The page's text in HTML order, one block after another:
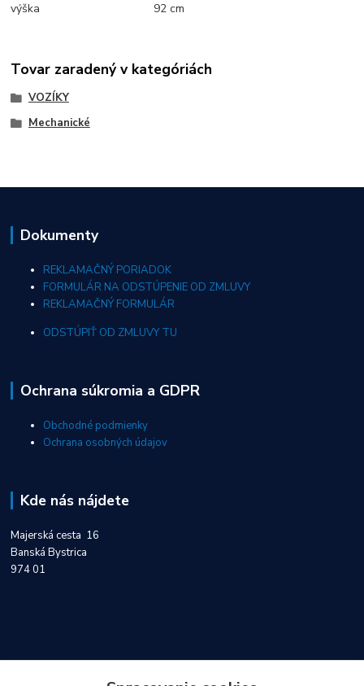
výška 92 cm
Tovar zaradený v kategóriách
VOZÍKY
Mechanické
Dokumenty
REKLAMAČNÝ PORIADOK
FORMULÁR NA ODSTÚPENIE OD ZMLUVY
REKLAMAČNÝ FORMULÁR
ODSTÚPIŤ OD ZMLUVY TU
Ochrana súkromia a GDPR
Obchodné podmienky
Ochrana osobných údajov
Kde nás nájdete
Majerská cesta 16
Banská Bystrica
974 01